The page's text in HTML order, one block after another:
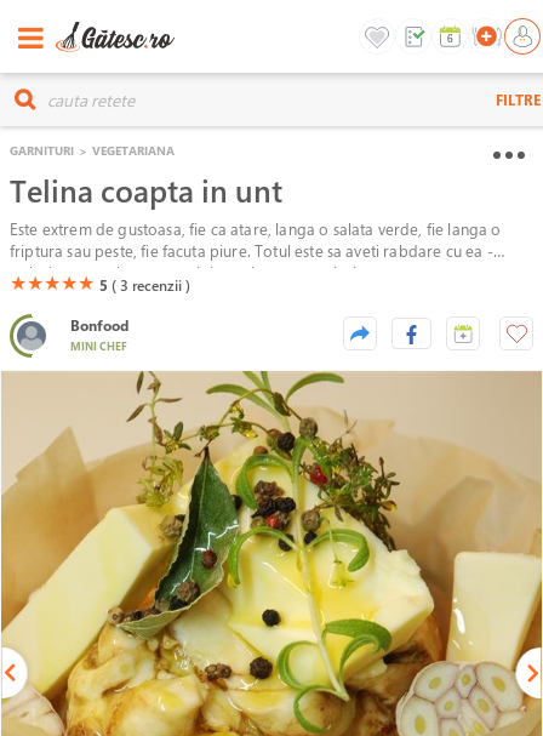
FILTRE
GARNITURI > VEGETARIANA
Telina coapta in unt
Este extrem de gustoasa, fie ca atare, langa o salata verde, fie langa o
friptura sau peste, fie facuta piure. Totul este sa aveti rabdare cu ea -
trebuie sa stea la cuptor minim trei ore, spre cinci.
(*)
★(*)
★(*)
★(*)
★(*)
★ 5 ( 3 recenzii )
Bonfood
MINI CHEF